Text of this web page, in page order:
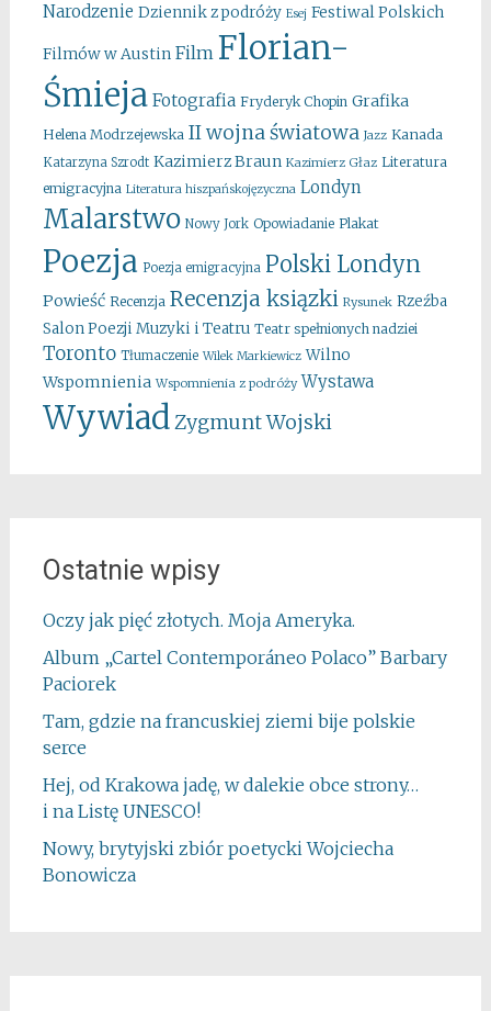
Narodzenie Dziennik z podróży Esej Festiwal Polskich
Filmów w Austin Film Florian-
Śmieja Fotografia Fryderyk Chopin Grafika
Helena Modrzejewska II wojna światowa Jazz Kanada
Katarzyna Szrodt Kazimierz Braun Kazimierz Głaz Literatura
emigracyjna Literatura hiszpańskojęzyczna Londyn
Malarstwo Nowy Jork Opowiadanie Plakat
Poezja Poezja emigracyjna Polski Londyn
Powieść Recenzja Recenzja ksiązki Rysunek Rzeźba
Salon Poezji Muzyki i Teatru Teatr spełnionych nadziei
Toronto Tłumaczenie Wilek Markiewicz Wilno
Wspomnienia Wspomnienia z podróży Wystawa
WywiadZygmunt Wojski
Ostatnie wpisy
Oczy jak pięć złotych. Moja Ameryka.
Album „Cartel Contemporáneo Polaco” Barbary
Paciorek
Tam, gdzie na francuskiej ziemi bije polskie
serce
Hej, od Krakowa jadę, w dalekie obce strony…
i na Listę UNESCO!
Nowy, brytyjski zbiór poetycki Wojciecha
Bonowicza